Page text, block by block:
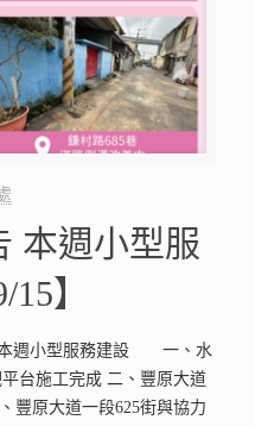
本週小型服
】
本週小型服務建設 一、水
台施工完成 二、豐原大道
豐原大道一段625街與協力